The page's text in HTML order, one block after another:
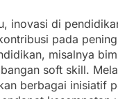
inovasi di
pada
misalnya
soft skill.
berbagai inisiatif